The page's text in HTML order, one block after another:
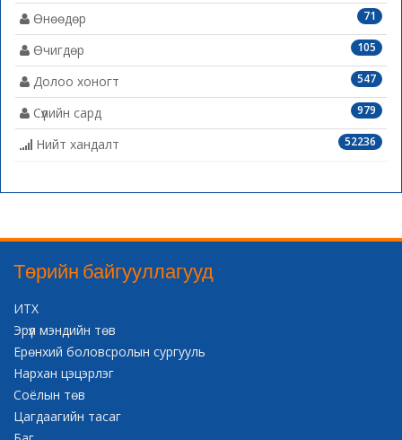
71
Өнөөдөр
105
Өчигдөр
547
Долоо хоногт
979
Сүүлийн сард
52236
Нийт хандалт
Төрийн байгууллагууд
ИТХ
Эрүүл мэндийн төв
Ерөнхий боловсролын сургууль
Нархан цэцэрлэг
Соёлын төв
Цагдаагийн тасаг